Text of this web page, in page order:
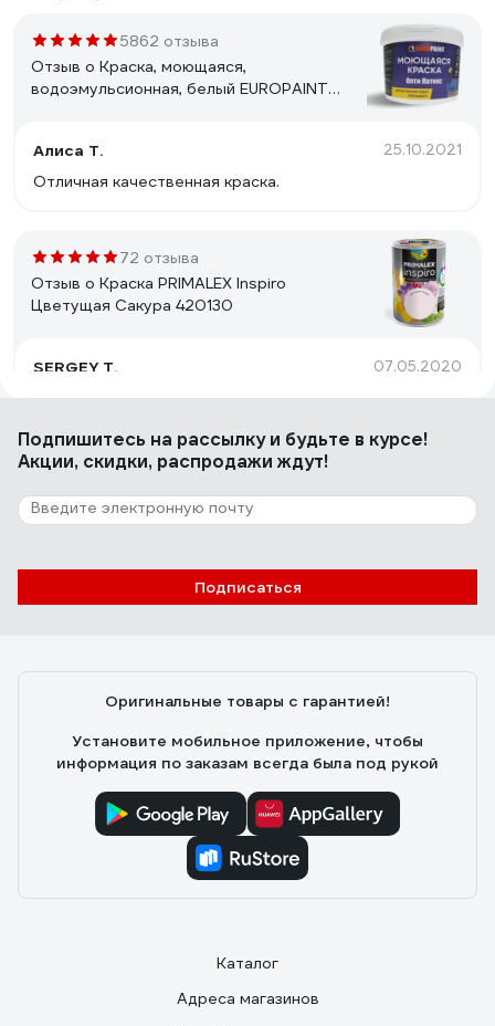
5862 отзыва
Отзыв о Краска, моющаяся,
водоэмульсионная, белый EUROPAINT
Алиса Т.
25.10.2021
Отличная качественная краска.
72 отзыва
Отзыв о Краска PRIMALEX Inspiro
Цветущая Сакура 420130
SERGEY T. 07.05.2020
Цвет
Подпишитесь на рассылкуи будьте в курсе!
Акции, скидки, распродажи ждут!
Подписаться
Оригинальные товары с гарантией!
Установите мобильное приложение, чтобы
информация по заказам всегда была под рукой
Каталог
Адреса магазинов